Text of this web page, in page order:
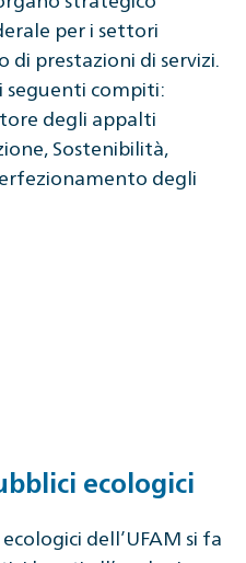
per i settori
di prestazioni di servizi.
seguenti compiti:
degli appalti
Sostenibilità,
degli
ecologici
dell’UFAM si fa